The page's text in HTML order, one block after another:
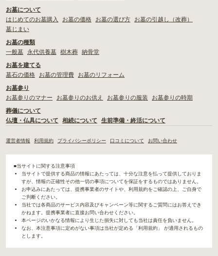
お墓について
はじめてのお墓購入
お墓の価格 お墓の選び方
お墓の引越し（改葬）
墓じまい
お墓の種類
一般墓
永代供養墓 樹木葬 納骨堂
お墓を建てる
墓石の価格
お墓の管理費
お墓のリフォーム
お墓参り
お墓参りのマナー
お墓参りのお供え お墓参りの服装
お墓参りの時期
葬儀について
仏壇・仏具について
相続について 生前準備・終活について
運営者情報 利用規約 プライバシーポリシー 口コミについて お問い合わせ
■当サイトに関する注意事項
当サイトで提供する商品の情報にあたっては、十分な注意を払って提供しておりま
すが、情報の正確性その他一切の事項についてを保証をするものではありません。
お申込みにあたっては、提携事業者のサイトや、利用規約をご確認の上、ご自身で
ご判断ください。
当社では各商品のサービス内容及びキャンペーン等に関するご質問にはお答えでき
かねます。提携事業者に直接お問い合わせください。
本ページのいかなる情報により生じた損失に対しても当社は責任を負いません。
なお、本注意事項に定めがない事項は当社が定める「利用規約」 が適用されるもの
とします。